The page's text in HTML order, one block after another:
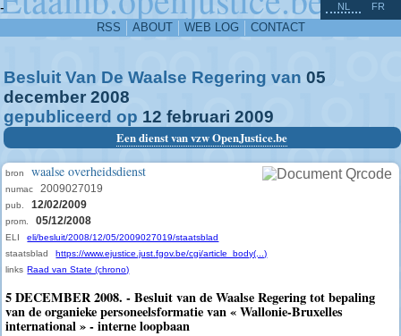
-
RSS ABOUT WEB LOG CONTACT
NL FR
Besluit Van De Waalse Regering van 05
december 2008
gepubliceerd op 12 februari 2009
Een dienst van vzw OpenJustice.be
bron waalse overheidsdienst
numac 2009027019
pub. 12/02/2009
prom. 05/12/2008
ELI
eli/besluit/2008/12/05/2009027019/staatsblad
staatsblad
https://www.ejustice.just.fgov.be/cgi/article_body(...)
links Raad van State (chrono)
5 DECEMBER 2008. - Besluit van de Waalse Regering tot bepaling
van de organieke personeelsformatie van « Wallonie-Bruxelles
international » - interne loopbaan
^